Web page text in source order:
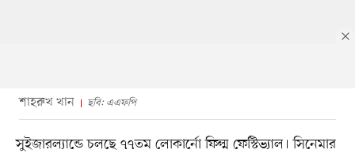
শাহরুখ খান ছবি: এএফপি
সুইজারল্যান্ডে চলছে ৭৭তম লোকার্নো ফিল্ম ফেস্টিভ্যাল। সিনেমার